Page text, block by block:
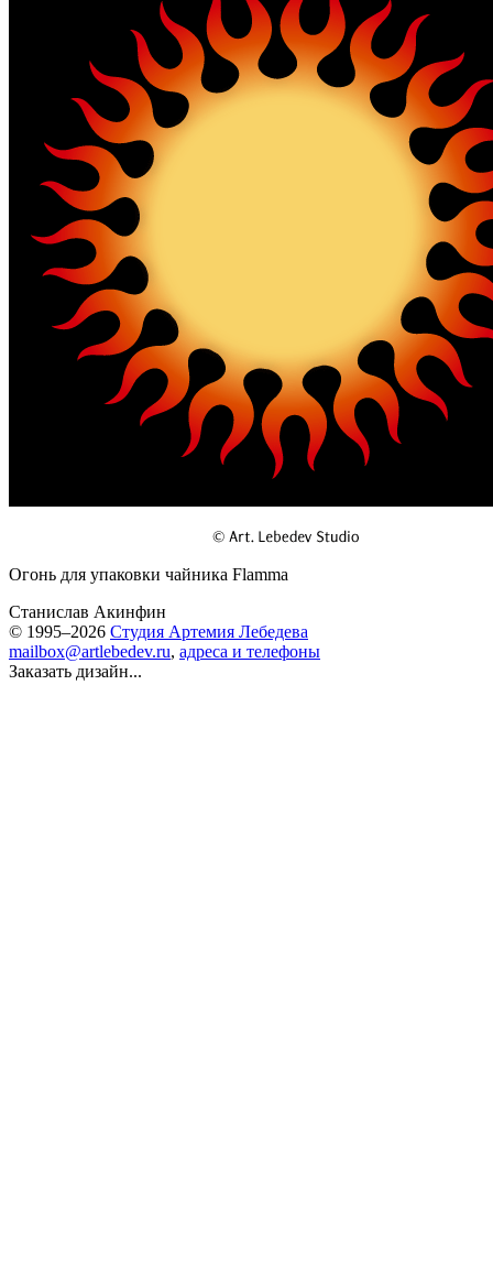
Огонь для упаковки чайника Flamma
Станислав Акинфин
© 1995–2026 Студия Артемия Лебедева
mailbox@artlebedev.ru, адреса и телефоны
Заказать дизайн...